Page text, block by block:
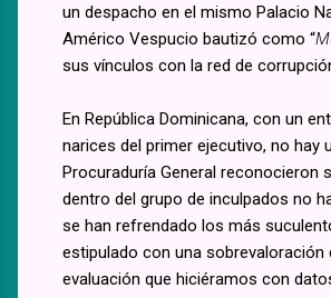
un despacho en el mismo Palacio
Américo Vespucio bautizó como “
sus vínculos con la red de
En República Dominicana, con un
narices del primer ejecutivo, no hay
Procuraduría General reconocieron
dentro del grupo de inculpados no
se han refrendado los más
estipulado con una
evaluación que hiciéramos con